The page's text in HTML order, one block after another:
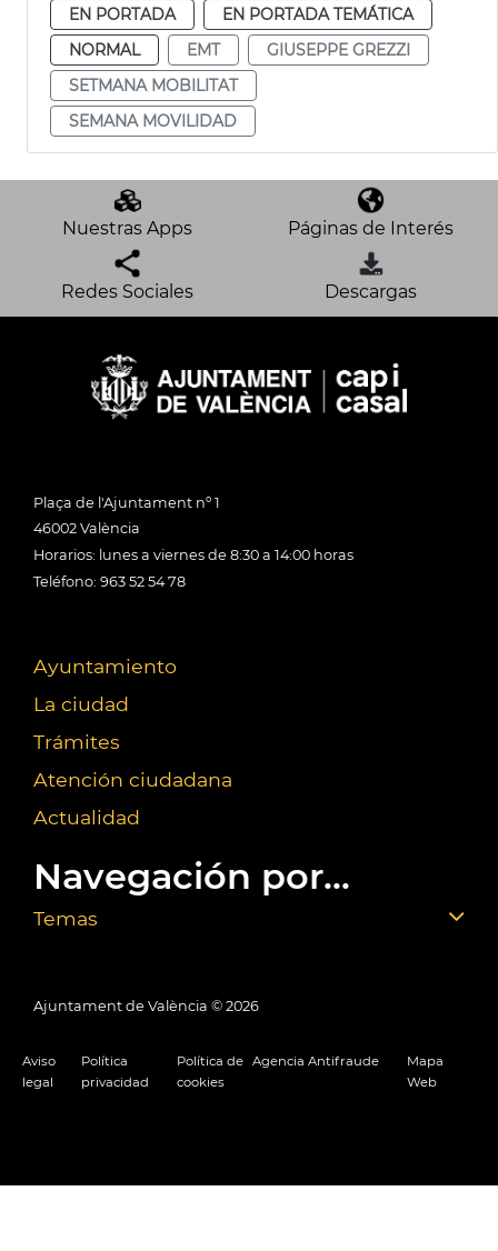
EN PORTADA
EN PORTADA TEMÁTICA
NORMAL
EMT
GIUSEPPE GREZZI
SETMANA MOBILITAT
SEMANA MOVILIDAD
Nuestras Apps Páginas de Interés
Redes Sociales Descargas
Plaça de l'Ajuntament nº 1
46002 València
Horarios: lunes a viernes de 8:30 a 14:00 horas
Teléfono: 963 52 54 78
Ayuntamiento
La ciudad
Trámites
Atención ciudadana
Actualidad
Navegación por...
Temas
Ajuntament de València © 2026
Aviso
legal
Política
privacidad
Política de
cookies
Agencia Antifraude
Mapa
Web